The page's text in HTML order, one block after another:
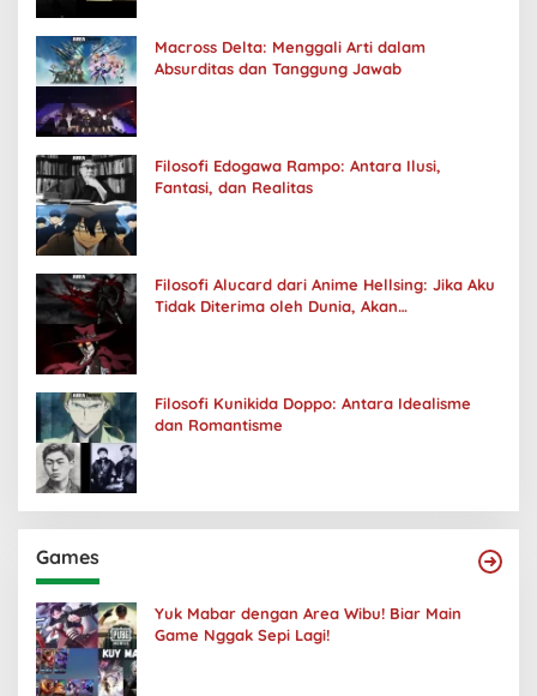
Macross Delta: Menggali Arti dalam
Absurditas dan Tanggung Jawab
Filosofi Edogawa Rampo: Antara Ilusi,
Fantasi, dan Realitas
Filosofi Alucard dari Anime Hellsing: Jika Aku
Tidak Diterima oleh Dunia, Akan
Filosofi Kunikida Doppo: Antara Idealisme
dan Romantisme
Games
Yuk Mabar dengan Area Wibu! Biar Main
Game Nggak Sepi Lagi!